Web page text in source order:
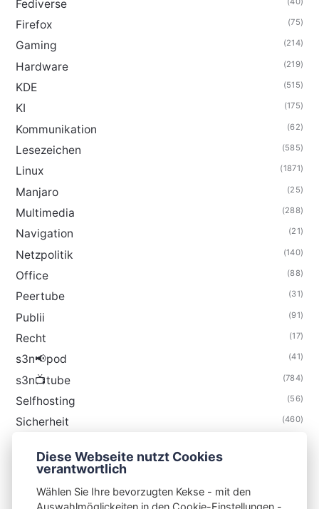
Fediverse
Firefox (75)
Gaming (214)
Hardware (219)
KDE (515)
KI (175)
Kommunikation (62)
Lesezeichen (585)
Linux (1871)
Manjaro (25)
Multimedia (288)
Navigation (21)
Netzpolitik (140)
Office (88)
Peertube (31)
Publii (91)
Recht (17)
s3n📢pod (41)
s3n📺tube (784)
Selfhosting (56)
Sicherheit (460)
Thunderbird
Diese Webseite nutzt Cookies
verantwortlich
Wählen Sie Ihre bevorzugten Kekse - mit den